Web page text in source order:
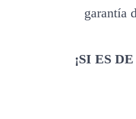
garantía
¡SI ES